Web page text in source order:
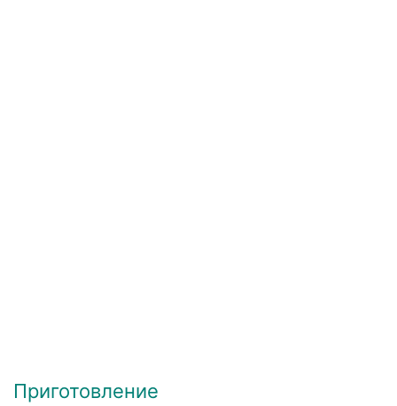
Приготовление